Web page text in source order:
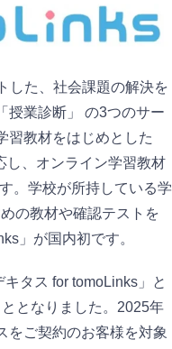
した、社会課題の解決を
授業診断」 の3つのサー
習教材をはじめとした
し、オンライン学習教材
。学校が所持している学
の教材や確認テストを
」が国内初です。
タス for tomoLinks」と
となりました。2025年
をご契約のお客様を対象